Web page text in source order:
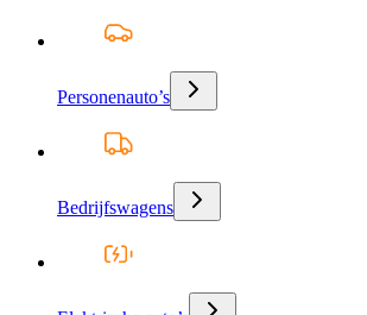
Personenauto’s
Bedrijfswagens